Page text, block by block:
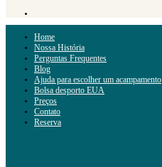
Home
Nossa História
Perguntas Frequentes
Blog
Ajuda para escolher um acampamento
Bolsa desporto EUA
Preços
Contato
Reserva